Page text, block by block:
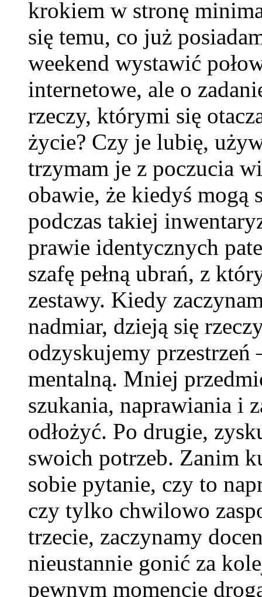
krokiem w stronę
się temu, co już
weekend wystawić
internetowe, ale o
rzeczy, którymi się
życie? Czy je lubię,
trzymam je z poczucia
obawie, że kiedyś mogą
podczas takiej
prawie identycznych
szafę pełną ubrań, z
zestawy. Kiedy
nadmiar, dzieją się
odzyskujemy
mentalną. Mniej
szukania, naprawiania i
odłożyć. Po drugie,
swoich potrzeb. Zanim
sobie pytanie, czy to
czy tylko chwilowo
trzecie, zaczynamy
nieustannie gonić za
pewnym momencie